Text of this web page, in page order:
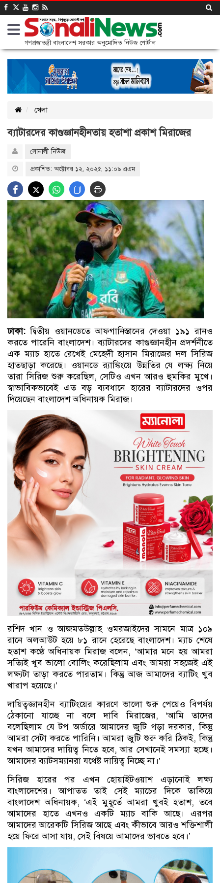
গণপ্রজাতন্ত্রী বাংলাদেশ সরকার অনুমোদিত নিউজ পোর্টাল
খেলা
ব্যাটারদের কাণ্ডজ্ঞানহীনতায় হতাশা প্রকাশ মিরাজের
সোনালী নিউজ
প্রকাশিত: অক্টোবর ১২, ২০২৫, ১১:০৯ এএম
ঢাকা: দ্বিতীয় ওয়ানডেতে আফগানিস্তানের দেওয়া ১৯১ রানও
করতে পারেনি বাংলাদেশ। ব্যাটারদের কাণ্ডজ্ঞানহীন প্রদর্শনীতে
এক ম্যাচ হাতে রেখেই মেহেদী হাসান মিরাজের দল সিরিজ
হাতছাড়া করেছে। ওয়ানডে র‌্যাঙ্কিংয়ে উন্নতির যে লক্ষ্য নিয়ে
তারা সিরিজ শুরু করেছিল, সেটিও এখন আরও হুমকির মুখে।
স্বাভাবিকভাবেই এত বড় ব্যবধানে হারের ব্যাটারদের ওপর
দিয়েছেন বাংলাদেশ অধিনায়ক মিরাজ।
রশিদ খান ও আজমতউল্লাহ ওমরজাইদের সামনে মাত্র ১০৯
রানে অলআউট হয়ে ৮১ রানে হেরেছে বাংলাদেশ। ম্যাচ শেষে
হতাশ কণ্ঠে অধিনায়ক মিরাজ বলেন, ‘আমার মনে হয় আমরা
সত্যিই খুব ভালো বোলিং করেছিলাম এবং আমরা সহজেই এই
লক্ষ্যটা তাড়া করতে পারতাম। কিন্তু আজ আমাদের ব্যাটিং খুব
খারাপ হয়েছে।’
দায়িত্বজ্ঞানহীন ব্যাটিংয়ের কারণে ভালো শুরু পেয়েও বিপর্যয়
ঠেকানো যাচ্ছে না বলে দাবি মিরাজের, ‘আমি তাদের
বলেছিলাম যে টপ অর্ডারে আমাদের জুটি গড়া দরকার, কিন্তু
আমরা সেটা করতে পারিনি। আমরা জুটি শুরু করি ঠিকই, কিন্তু
যখন আমাদের দায়িত্ব নিতে হবে, আর সেখানেই সমস্যা হচ্ছে।
আমাদের ব্যাটসম্যানরা যথেষ্ট দায়িত্ব নিচ্ছে না।’
সিরিজ হারের পর এখন হোয়াইটওয়াশ এড়ানোই লক্ষ্য
বাংলাদেশের। আপাতত তাই সেই ম্যাচের দিকে তাকিয়ে
বাংলাদেশ অধিনায়ক, ‘এই মুহূর্তে আমরা খুবই হতাশ, তবে
আমাদের হাতে এখনও একটি ম্যাচ বাকি আছে। এরপর
আমাদের আরেকটি সিরিজ আছে এবং কীভাবে আরও শক্তিশালী
হয়ে ফিরে আসা যায়, সেই বিষয়ে আমাদের ভাবতে হবে।’